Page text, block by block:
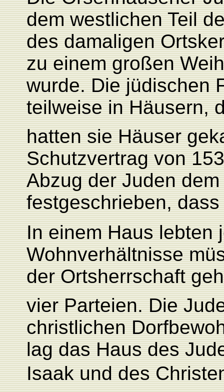
dem westlichen Teil
des damaligen
zu einem großen
wurde. Die jüdischen
teilweise in Häusern,
hatten sie Häuser
Schutzvertrag von
Abzug der Juden
festgeschrieben,
In einem Haus lebten
Wohnverhältnisse
der Ortsherrschaft
vier Parteien. Die
christlichen
lag das Haus des
Isaak und des